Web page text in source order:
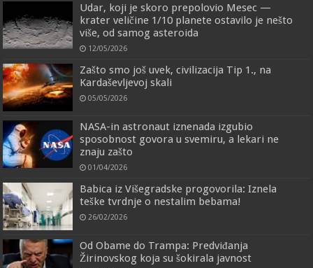
Udar, koji je skoro prepolovio Mesec —
krater veličine 1/10 planete ostavilo je nešto
više, od samog asteroida
12/05/2026
Zašto smo još uvek, civilizacija Tip 1., na
Kardaševljevoj skali
05/05/2026
NASA-in astronaut iznenada izgubio
sposobnost govora u svemiru, a lekari ne
znaju zašto
01/04/2026
Babica iz Višegradske progovorila: Iznela
teške tvrdnje o nestalim bebama!
26/02/2026
Od Obame do Trampa: Predviđanja
Žirinovskog koja su šokirala javnost